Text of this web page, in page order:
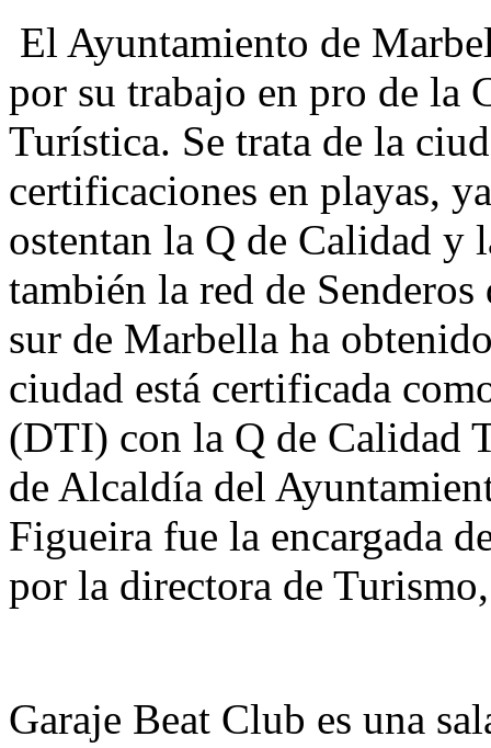
El Ayuntamiento de
por su trabajo en pro de la
Turística. Se trata de la
certificaciones en playas,
ostentan la Q de Calidad y
también la red de
sur de Marbella ha
ciudad está certificada
(DTI) con la Q de Calidad
de Alcaldía del
Figueira fue la encargada
por la directora de
Garaje Beat Club es una